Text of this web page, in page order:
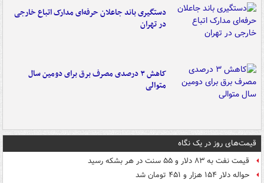
دستگیری باند جاعلان حرفه‌ای مدارک اتباع خارجی
در تهران
کاهش ۳ درصدی مصرف برق برای دومین سال
متوالی
قیمت‌های روز در یک نگاه
قیمت نفت به ۸۳ دلار و ۵۵ سنت در هر بشکه رسید
حواله دلار ۱۵۴ هزار و ۴۵۱ تومان شد